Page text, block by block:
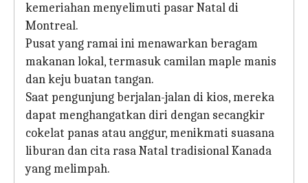
kemeriahan menyelimuti pasar Natal di
Montreal.
Pusat yang ramai ini menawarkan beragam
makanan lokal, termasuk camilan maple manis
dan keju buatan tangan.
Saat pengunjung berjalan-jalan di kios, mereka
dapat menghangatkan diri dengan secangkir
cokelat panas atau anggur, menikmati suasana
liburan dan cita rasa Natal tradisional Kanada
yang melimpah.